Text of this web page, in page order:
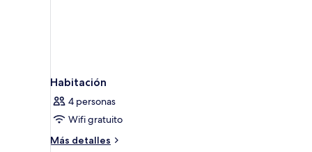
Habitación
4 personas
Wifi gratuito
Más detalles
Más